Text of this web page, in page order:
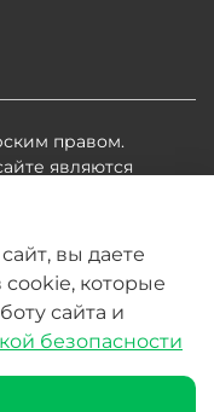
правом.
являются
о размещении
может
вы даете
cookie, которые
сайта и
безопасности